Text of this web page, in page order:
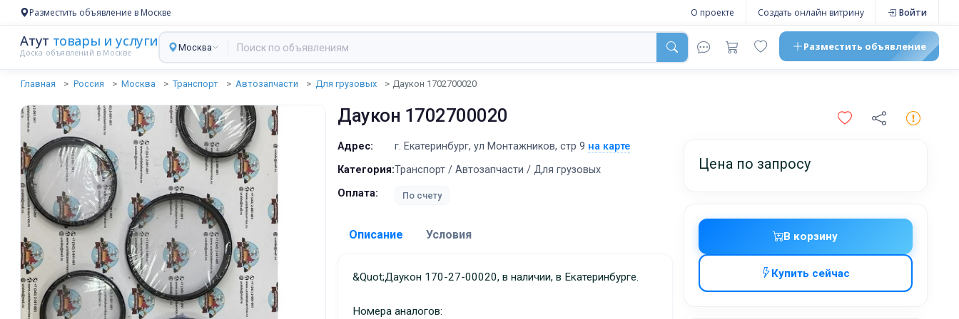
Разместить объявление в Москве О проекте Создать онлайн витрину Войти
Атут товары и услуги
Доска объявлений в Москве
Москва Разместить объявление
Главная Россия Москва Транспорт Автозапчасти Для грузовых Даукон 1702700020
Даукон 1702700020
Цена по запросу
В корзину
Купить сейчас
Адрес: г. Екатеринбург, ул Монтажников, стр 9 на карте
Категория:Транспорт / Автозапчасти / Для грузовых
Оплата:
По счету
Описание Условия
&quot;Даукон 170-27-00020, в наличии, в Екатеринбурге.
Номера аналогов:
Доставка:
стр 9